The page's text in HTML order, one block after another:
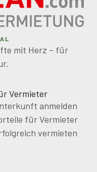
mit Herz – für
Vermieter
anmelden
für Vermieter
vermieten